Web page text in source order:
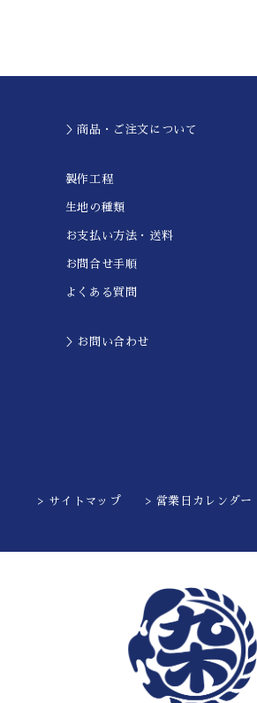
＞商品・ご注文について
製作工程
生地の種類
お支払い方法・送料
お問合せ手順
よくある質問
＞お問い合わせ
> サイトマップ > 営業日カレンダー